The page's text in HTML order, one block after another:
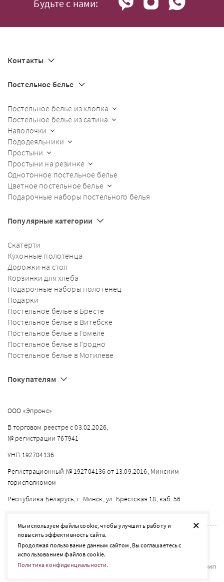
+
Мы используем файлы cookie, чтобы улучшить работу и
повысить эффективность сайта.
Продолжая пользование данным сайтом, Вы соглашаетесь с
использованием файлов cookie.
Политика конфиденциальности.
Будьте с нами:
Контакты
Постельное белье
Постельное белье из хлопка
Постельное белье из сатина
Наволочки
Пододеяльники
Простыни
Простыни на резинке
Однотонное постельное белье
Цветное постельное белье
Подарочные наборы постельного белья
Популярные категории
Скатерти
Кухонные полотенца
Дорожки на стол
Корзинки для хлеба
Подарочные наборы полотенец
Подарки
Постельное белье в Бресте
Постельное белье в Витебске
Постельное белье в Гомеле
Постельное белье в Гродно
Постельное белье в Могилеве
Покупателям
ООО «Эпронс»
В торговом реестре с 03.02.2026,
№ регистрации 767941
УНП 192704136
Регистрационный № 192704136 от 13.09.2016, Минским
горисполкомом
Республика Беларусь, г. Минск, ул. Брестская 18, каб. 56
2026 © listelle.by
Разработка сайта — SLAM